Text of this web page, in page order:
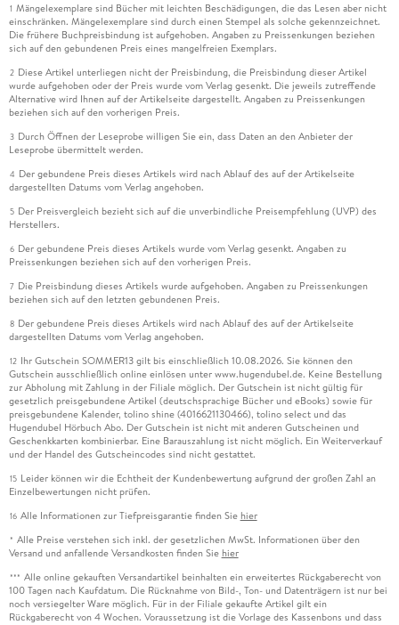
1 Mängelexemplare sind Bücher mit leichten Beschädigungen, die das Lesen aber nicht
einschränken. Mängelexemplare sind durch einen Stempel als solche gekennzeichnet.
Die frühere Buchpreisbindung ist aufgehoben. Angaben zu Preissenkungen beziehen
sich auf den gebundenen Preis eines mangelfreien Exemplars.
2 Diese Artikel unterliegen nicht der Preisbindung, die Preisbindung dieser Artikel
wurde aufgehoben oder der Preis wurde vom Verlag gesenkt. Die jeweils zutreffende
Alternative wird Ihnen auf der Artikelseite dargestellt. Angaben zu Preissenkungen
beziehen sich auf den vorherigen Preis.
3 Durch Öffnen der Leseprobe willigen Sie ein, dass Daten an den Anbieter der
Leseprobe übermittelt werden.
4 Der gebundene Preis dieses Artikels wird nach Ablauf des auf der Artikelseite
dargestellten Datums vom Verlag angehoben.
5 Der Preisvergleich bezieht sich auf die unverbindliche Preisempfehlung (UVP) des
Herstellers.
6 Der gebundene Preis dieses Artikels wurde vom Verlag gesenkt. Angaben zu
Preissenkungen beziehen sich auf den vorherigen Preis.
7 Die Preisbindung dieses Artikels wurde aufgehoben. Angaben zu Preissenkungen
beziehen sich auf den letzten gebundenen Preis.
8 Der gebundene Preis dieses Artikels wird nach Ablauf des auf der Artikelseite
dargestellten Datums vom Verlag angehoben.
12 Ihr Gutschein SOMMER13 gilt bis einschließlich 10.08.2026. Sie können den
Gutschein ausschließlich online einlösen unter www.hugendubel.de. Keine Bestellung
zur Abholung mit Zahlung in der Filiale möglich. Der Gutschein ist nicht gültig für
gesetzlich preisgebundene Artikel (deutschsprachige Bücher und eBooks) sowie für
preisgebundene Kalender, tolino shine (4016621130466), tolino select und das
Hugendubel Hörbuch Abo. Der Gutschein ist nicht mit anderen Gutscheinen und
Geschenkkarten kombinierbar. Eine Barauszahlung ist nicht möglich. Ein Weiterverkauf
und der Handel des Gutscheincodes sind nicht gestattet.
15 Leider können wir die Echtheit der Kundenbewertung aufgrund der großen Zahl an
Einzelbewertungen nicht prüfen.
16 Alle Informationen zur Tiefpreisgarantie finden Sie hier
* Alle Preise verstehen sich inkl. der gesetzlichen MwSt. Informationen über den
Versand und anfallende Versandkosten finden Sie hier
*** Alle online gekauften Versandartikel beinhalten ein erweitertes Rückgaberecht von
100 Tagen nach Kaufdatum. Die Rücknahme von Bild-, Ton- und Datenträgern ist nur bei
noch versiegelter Ware möglich. Für in der Filiale gekaufte Artikel gilt ein
Rückgaberecht von 4 Wochen. Voraussetzung ist die Vorlage des Kassenbons und dass